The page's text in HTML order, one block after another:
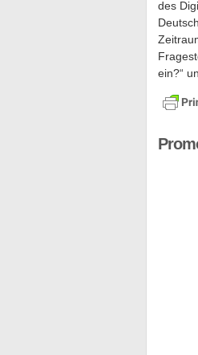
des
ein?“